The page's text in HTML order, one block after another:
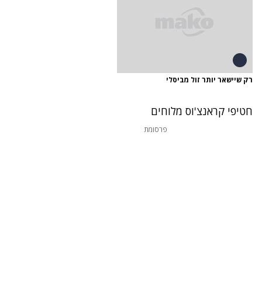
רק שיישאר יותר זול מביסלי
חטיפי קראנצ'וס מלוחים
פרסומת